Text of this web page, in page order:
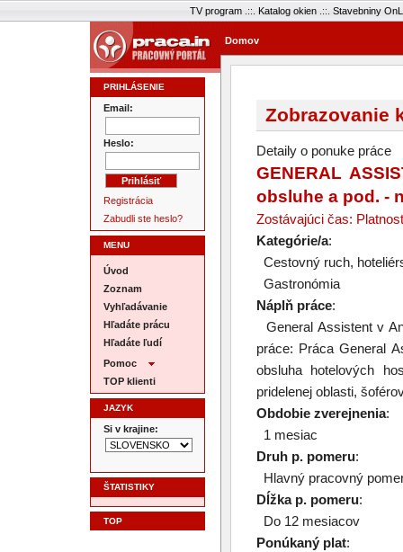
TV program.::. Katalog okien.::. Stavebniny
Domov
PRIHLÁSENIE
Email:
Heslo:
Registrácia
Zabudli ste heslo?
MENU
Úvod
Zoznam
Vyhľadávanie
Hľadáte prácu
Hľadáte ľudí
Pomoc
TOP klienti
JAZYK
Si v krajine:
ŠTATISTIKY
TOP
Zobrazovanie
Detaily o ponuke práce
GENERAL
obsluhe a pod. -
Zostávajúci čas:
Kategórie/a:
Cestovný ruch,
Gastronómia
Náplň práce:
General Assistent v
práce: Práca General
obsluha hotelových
pridelenej oblasti,
Obdobie zverejnenia:
1 mesiac
Druh p. pomeru:
Hlavný pracovný
Dĺžka p. pomeru:
Do 12 mesiacov
Ponúkaný plat: